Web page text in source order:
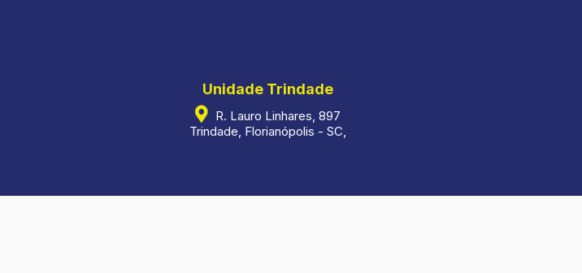
Unidade Trindade
R. Lauro Linhares, 897
Trindade, Florianópolis - SC,